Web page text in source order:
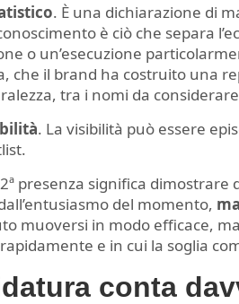
. È una dichiarazione di
è ciò che separa
o un’esecuzione
che il brand ha costruito una
tra i nomi da
. La visibilità può essere
presenza significa dimostrare
del momento,
muoversi in modo efficace,
e in cui la soglia
conta